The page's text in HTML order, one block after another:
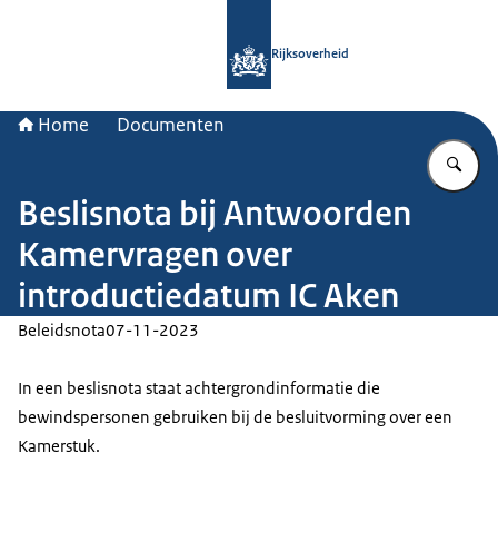
Rijksoverheid
Home Documenten
Beslisnota bij Antwoorden
Kamervragen over
introductiedatum IC Aken
Beleidsnota07-11-2023
In een beslisnota staat achtergrondinformatie die
bewindspersonen gebruiken bij de besluitvorming over een
Kamerstuk.